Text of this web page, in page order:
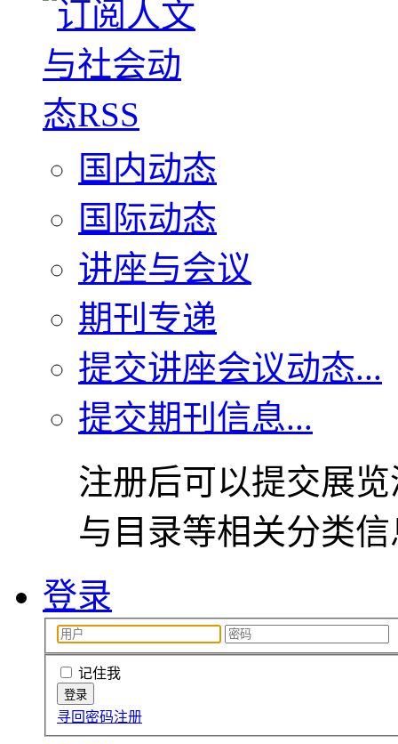
国内动态
国际动态
讲座与会议
期刊专递
提交讲座会议动态...
提交期刊信息...
注册后可以提交展
与目录等相关分类
登录
记住我
寻回密码注册